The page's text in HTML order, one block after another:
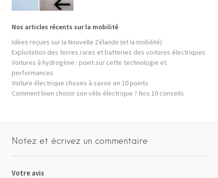
Nos articles récents sur la mobilité
Idées reçues sur la Nouvelle Zélande (et la mobilité)
Exploitation des terres rares et batteries des voitures électriques
Voitures à hydrogène : point sur cette technologie et
performances
Voiture électrique choses à savoir en 10 points
Comment bien choisir son vélo électrique ? Nos 10 conseils
Notez et écrivez un commentaire
Votre avis